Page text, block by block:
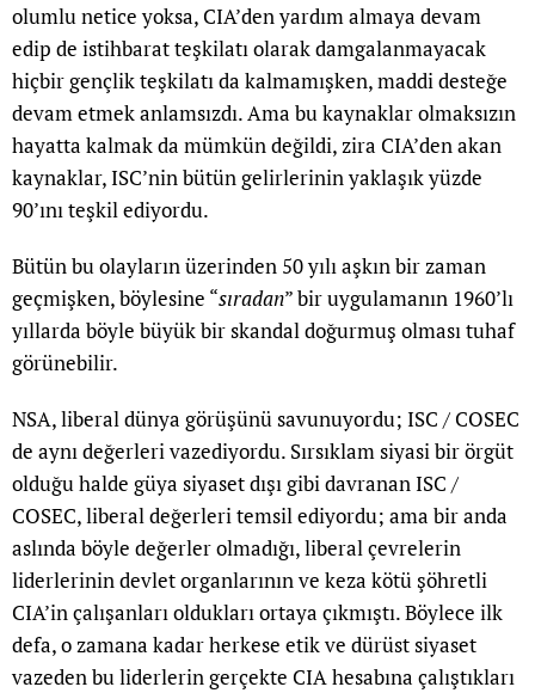
olumlu netice yoksa, CIA’den yardım almaya devam
edip de istihbarat teşkilatı olarak damgalanmayacak
hiçbir gençlik teşkilatı da kalmamışken, maddi desteğe
devam etmek anlamsızdı. Ama bu kaynaklar olmaksızın
hayatta kalmak da mümkün değildi, zira CIA’den akan
kaynaklar, ISC’nin bütün gelirlerinin yaklaşık yüzde
90’ını teşkil ediyordu.
Bütün bu olayların üzerinden 50 yılı aşkın bir zaman
geçmişken, böylesine “sıradan” bir uygulamanın 1960’lı
yıllarda böyle büyük bir skandal doğurmuş olması tuhaf
görünebilir.
NSA, liberal dünya görüşünü savunuyordu; ISC / COSEC
de aynı değerleri vazediyordu. Sırsıklam siyasi bir örgüt
olduğu halde güya siyaset dışı gibi davranan ISC /
COSEC, liberal değerleri temsil ediyordu; ama bir anda
aslında böyle değerler olmadığı, liberal çevrelerin
liderlerinin devlet organlarının ve keza kötü şöhretli
CIA’in çalışanları oldukları ortaya çıkmıştı. Böylece ilk
defa, o zamana kadar herkese etik ve dürüst siyaset
vazeden bu liderlerin gerçekte CIA hesabına çalıştıkları